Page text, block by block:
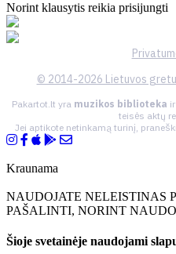
Norint klausytis reikia prisijungti
© 2014-2026 Lietuvos
Pakartot.lt yra muzikos biblioteka
teisės aktų
Jei aptikote netinkamą turinį,
Kraunama
NAUDOJATE NELEISTINAS
PAŠALINTI, NORINT
Šioje svetainėje naudojami